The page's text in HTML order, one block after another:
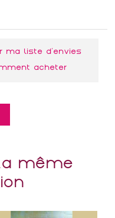
ma liste d'envies
acheter
même